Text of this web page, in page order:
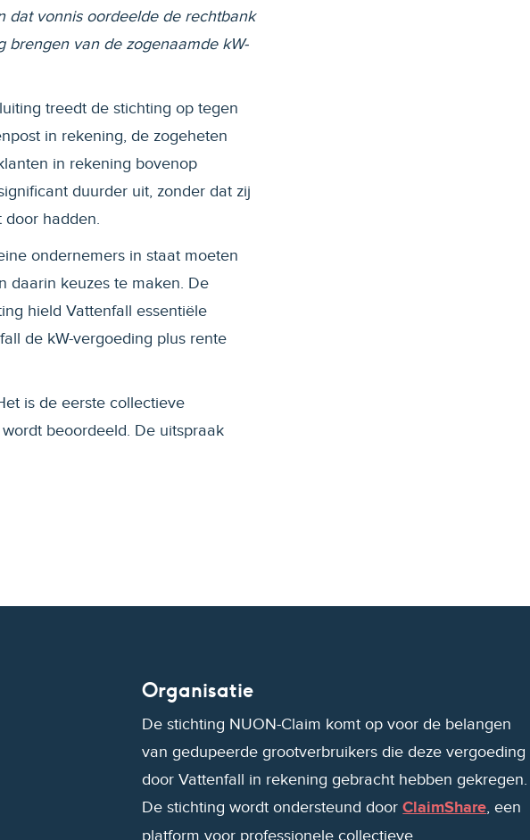
dat vonnis oordeelde de rechtbank
brengen van de zogenaamde kW-
treedt de stichting op tegen
in rekening, de zogeheten
in rekening bovenop
duurder uit, zonder dat zij
door hadden.
ondernemers in staat moeten
daarin keuzes te maken. De
hield Vattenfall essentiële
de kW-vergoeding plus rente
is de eerste collectieve
beoordeeld. De uitspraak
Organisatie
De stichting NUON-Claim komt op voor de belangen
van gedupeerde grootverbruikers die deze vergoeding
door Vattenfall in rekening gebracht hebben gekregen.
De stichting wordt ondersteund doorClaimShare, een
platform voor professionele collectieve